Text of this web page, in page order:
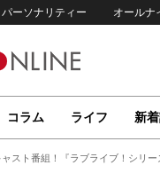
ーソナリティー オールナ
コラム ライフ 新
スト番組！『ラブライブ！シリ